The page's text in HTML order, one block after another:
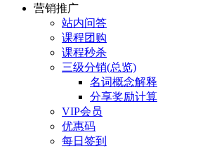
营销推广
站内问答
课程团购
课程秒杀
三级分销(总览)
名词概念解释
分享奖励计算
VIP会员
优惠码
每日签到